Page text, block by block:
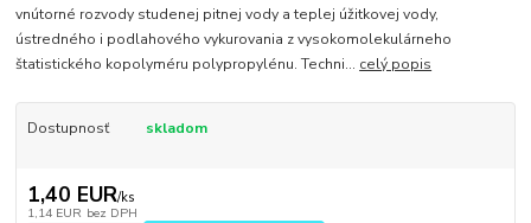
vnútorné rozvody studenej pitnej vody a teplej úžitkovej vody,
ústredného i podlahového vykurovania z vysokomolekulárneho
štatistického kopolyméru polypropylénu. Techni... celý popis
Dostupnosť skladom
1,40 EUR/ks
1,14 EUR bez DPH